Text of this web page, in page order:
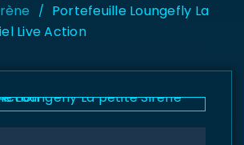
/ Portefeuille Loungefly La
Live Action